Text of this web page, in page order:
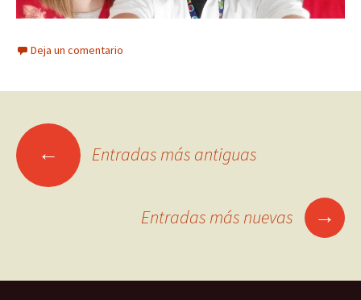
Deja un comentario
Ir ← Entradas más antiguas
Entradas más nuevas →